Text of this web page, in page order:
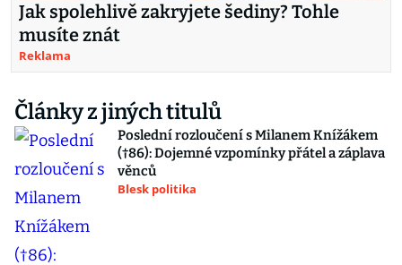
Jak spolehlivě zakryjete šediny? Tohle
musíte znát
Reklama
Články z jiných titulů
Poslední rozloučení s Milanem Knížákem
(†86): Dojemné vzpomínky přátel a záplava
věnců
Blesk politika